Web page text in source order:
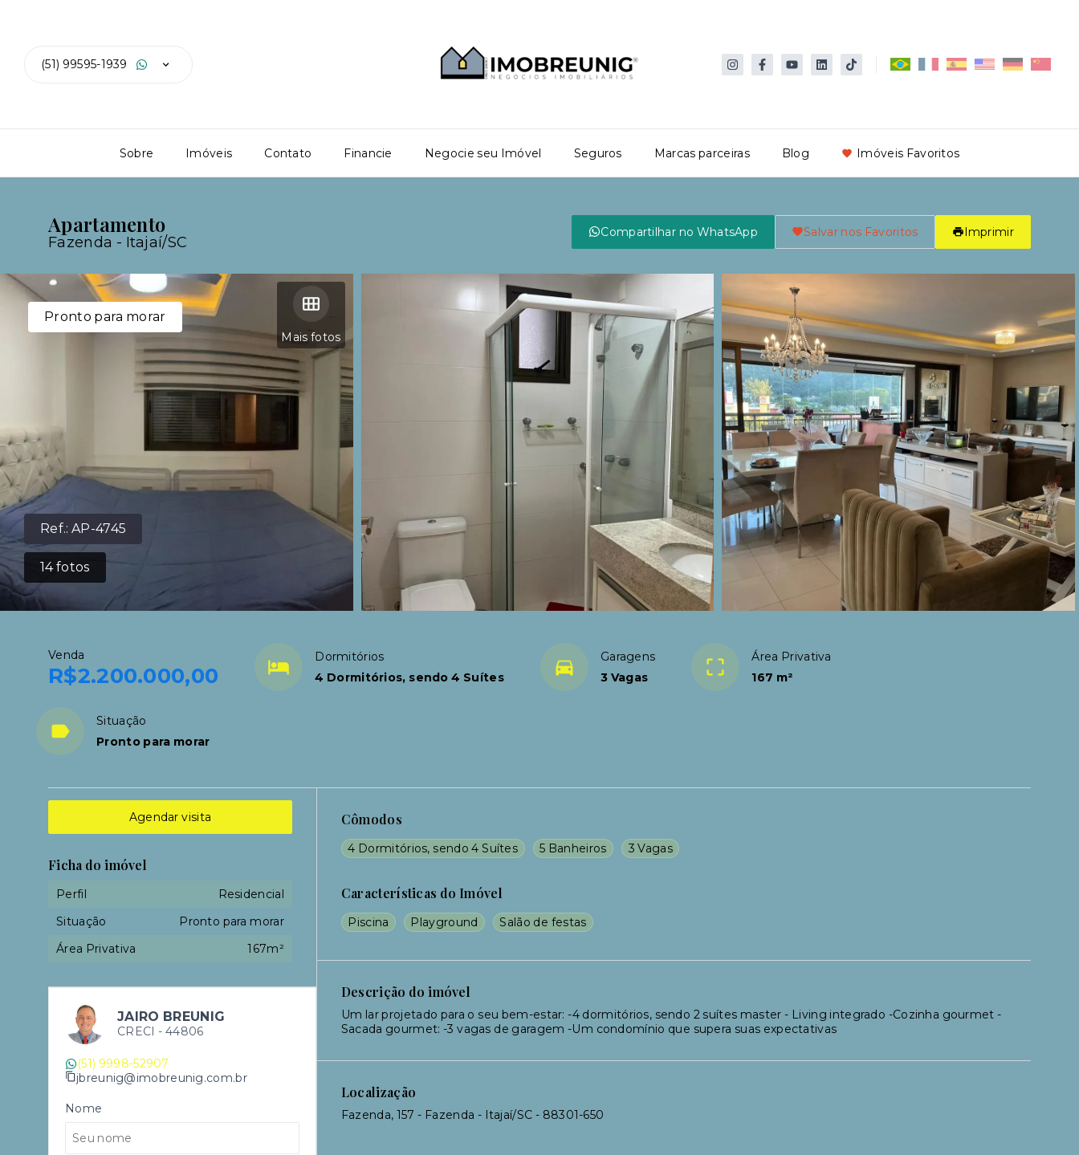
(51) 99595-1939
Sobre Imóveis Contato Financie Negocie seu Imóvel Seguros Marcas parceiras Blog Imóveis Favoritos
Apartamento
Fazenda - Itajaí/SC
Compartilhar no WhatsApp Salvar nos Favoritos Imprimir
Ref.:AP-4745
14fotos
Mais fotos
Pronto para morar
Venda
R$2.200.000,00
Dormitórios
4 Dormitórios, sendo 4 Suítes
Garagens
3 Vagas
Área Privativa
167 m²
Situação
Pronto para morar
Cômodos
4 Dormitórios, sendo 4 Suítes 5 Banheiros 3 Vagas
Características do Imóvel
Piscina Playground Salão de festas
Descrição do imóvel
Um lar projetado para o seu bem-estar: -4 dormitórios, sendo 2 suítes master - Living integrado -Cozinha gourmet -
Sacada gourmet: -3 vagas de garagem -Um condomínio que supera suas expectativas
Localização
Fazenda, 157 - Fazenda - Itajaí/SC - 88301-650
Agendar visita
Ficha do imóvel
Perfil
Residencial
Situação
Pronto para morar
Área Privativa
167m²
JAIRO BREUNIG
CRECI - 44806
(51) 9998-52907
jbreunig@imobreunig.com.br
Nome